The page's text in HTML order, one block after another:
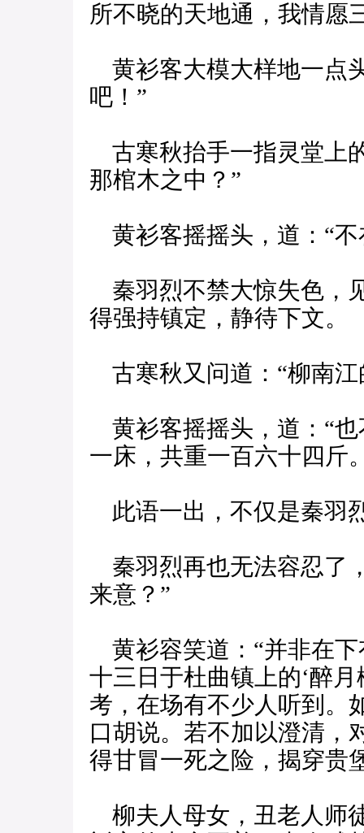
所不晓的天地通，我情愿
黄衫客大模大样地一点
吧！”
古寒秋抬手一指灵堂上
那棺木之中？”
黄衫客摇摇头，道：“不
秦羽烈不禁大惊失色，
得强持镇定，静待下文。
古寒秋又问道：“柳南江
黄衫客摇摇头，道：“
一床，共重一百六十四斤
此语一出，不仅是秦羽
秦羽烈再也无法容忍了
来意？”
黄衫容笑道：“并非在
十三日于杜曲镇上的‘醉
考，在场有不少人听到。
口胡说。若不加以澄清，
得甘冒一死之险，揭穿贵
柳夫人母女，丑老人师